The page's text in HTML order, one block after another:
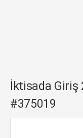
İktisada Giriş
#375019